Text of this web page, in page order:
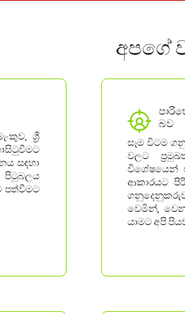
අපගේ
ශ්‍රී
සඳහා
පිටුබලය
පත්වීමට
බව
සෑම විටම
වලට
විශේෂයෙන්
ආකාරයට
වෙමින්,
යාමට අපි